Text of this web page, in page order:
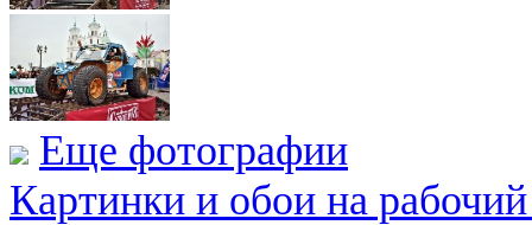
Еще фотографии
Картинки и обои на